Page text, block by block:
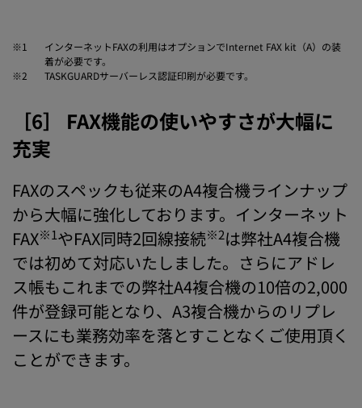
※1
インターネットFAXの利用はオプションでInternet FAX kit（A）の装
着が必要です。
※2
TASKGUARDサーバーレス認証印刷が必要です。
［6］ FAX機能の使いやすさが大幅に
充実
FAXのスペックも従来のA4複合機ラインナップ
から大幅に強化しております。インターネット
FAX※1やFAX同時2回線接続※2は弊社A4複合機
では初めて対応いたしました。さらにアドレ
ス帳もこれまでの弊社A4複合機の10倍の2,000
件が登録可能となり、A3複合機からのリプレ
ースにも業務効率を落とすことなくご使用頂く
ことができます。